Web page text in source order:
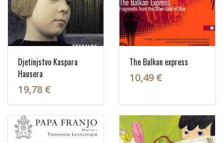
Djetinjstvo Kaspara
Hausera
19,78 €
The Balkan express
10,49 €